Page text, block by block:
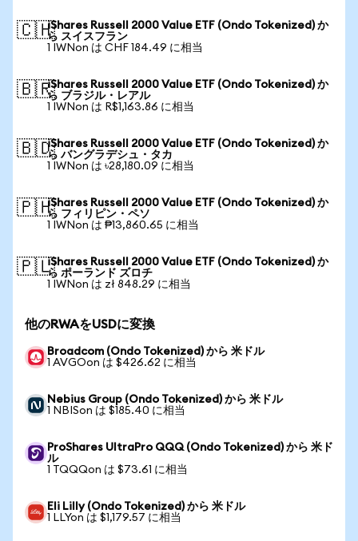
🇨🇭iShares Russell 2000 Value ETF (Ondo Tokenized) か
ら スイスフラン
1 IWNon は CHF 184.49 に相当
🇧🇷iShares Russell 2000 Value ETF (Ondo Tokenized) か
ら ブラジル・レアル
1 IWNon は R$1,163.86 に相当
🇧🇩iShares Russell 2000 Value ETF (Ondo Tokenized) か
ら バングラデシュ・タカ
1 IWNon は ৳28,180.09 に相当
🇵🇭iShares Russell 2000 Value ETF (Ondo Tokenized) か
ら フィリピン・ペソ
1 IWNon は ₱13,860.65 に相当
🇵🇱iShares Russell 2000 Value ETF (Ondo Tokenized) か
ら ポーランド ズロチ
1 IWNon は zł 848.29 に相当
他のRWAをUSDに変換
Broadcom (Ondo Tokenized) から 米ドル
1 AVGOon は $426.62 に相当
Nebius Group (Ondo Tokenized) から 米ドル
1 NBISon は $185.40 に相当
ProShares UltraPro QQQ (Ondo Tokenized) から 米ド
ル
1 TQQQon は $73.61 に相当
Eli Lilly (Ondo Tokenized) から 米ドル
1 LLYon は $1,179.57 に相当